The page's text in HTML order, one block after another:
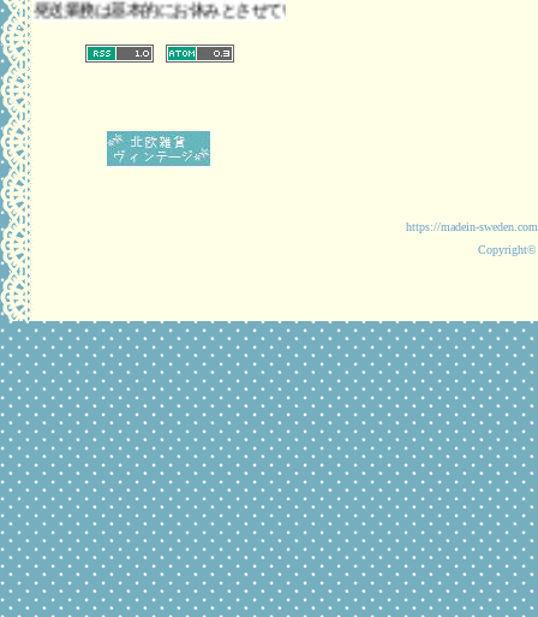
務は基本的にお休みとさせていただきます。 また、お問い合わせは時
https://madein-
Copyright©